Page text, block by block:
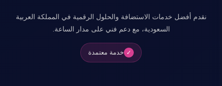
نقدم أفضل خدمات الاستضافة والحلول الرقمية في المملكة العربية
السعودية، مع دعم فني على مدار الساعة.
✓ خدمة معتمدة